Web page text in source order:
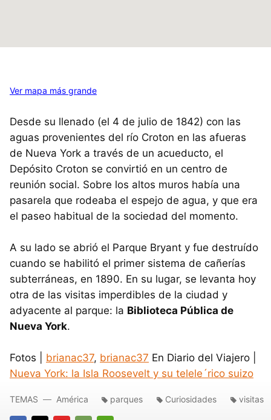
Ver mapa más grande
Desde su llenado (el 4 de julio de 1842) con las
aguas provenientes del río Croton en las afueras
de Nueva York a través de un acueducto, el
Depósito Croton se convirtió en un centro de
reunión social. Sobre los altos muros había una
pasarela que rodeaba el espejo de agua, y que era
el paseo habitual de la sociedad del momento.
A su lado se abrió el Parque Bryant y fue destruído
cuando se habilitó el primer sistema de cañerías
subterráneas, en 1890. En su lugar, se levanta hoy
otra de las visitas imperdibles de la ciudad y
adyacente al parque: la Biblioteca Pública de
Nueva York.
Fotos | brianac37, brianac37 En Diario del Viajero |
Nueva York: la Isla Roosevelt y su telele´rico suizo
TEMAS América parques Curiosidades visitas